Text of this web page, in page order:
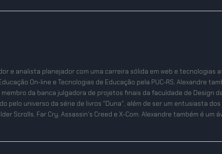
e analista planejador com uma carreira sólida em web e tecnologias
On-line e Tecnologias de Educação pela PUC-RS, Alexandre
da banca julgadora de projetos finais da faculdade de Design
pelo universo da série de livros "Duna", além de ser um entusiasta
Scrolls, Far Cry, Assassin's Creed e X-Com. Alexandre também é